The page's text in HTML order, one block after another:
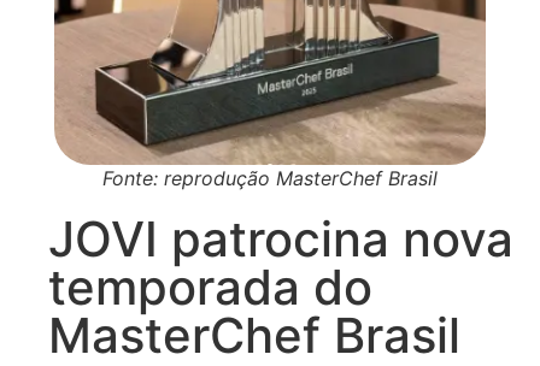
Fonte: reprodução MasterChef Brasil
JOVI patrocina nova
temporada do
MasterChef Brasil